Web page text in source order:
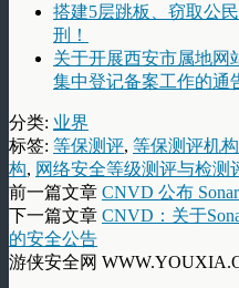
搭建5层跳板、窃取公
刑！
关于开展西安市属地网
集中登记备案工作的通
分类: 业界
标签: 等保测评, 等保测评机构
构, 网络安全等级测评与检测
前一篇文章 CNVD 公布
下一篇文章 CNVD：关于
的安全公告
游侠安全网